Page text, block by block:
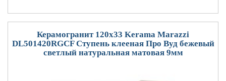
Керамогранит 120x33 Kerama Marazzi
DL501420RGCF Ступень клееная Про Вуд бежевый
светлый натуральная матовая 9мм